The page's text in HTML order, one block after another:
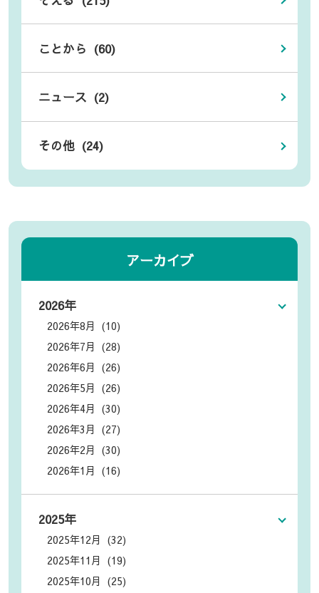
ことから (60)
ニュース (2)
その他 (24)
アーカイブ
2026年
2026年8月 (10)
2026年7月 (28)
2026年6月 (26)
2026年5月 (26)
2026年4月 (30)
2026年3月 (27)
2026年2月 (30)
2026年1月 (16)
2025年
2025年12月 (32)
2025年11月 (19)
2025年10月 (25)